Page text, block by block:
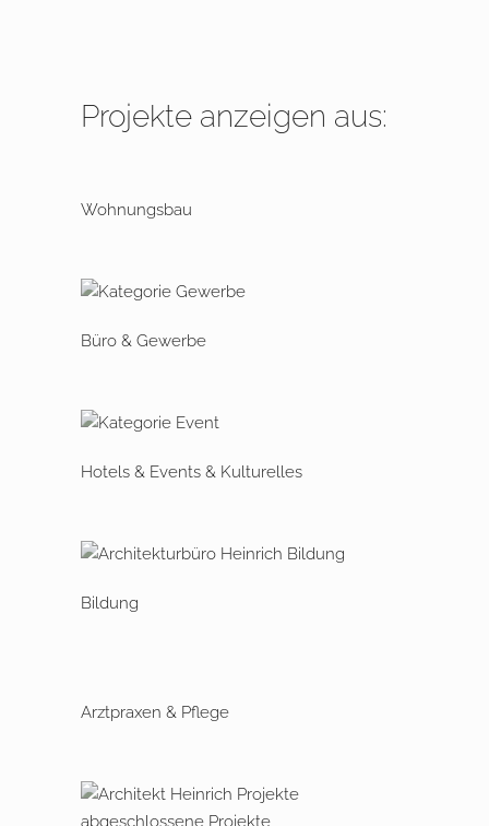
Projekte anzeigen aus:
Wohnungsbau
Büro & Gewerbe
Hotels & Events & Kulturelles
Bildung
Arztpraxen & Pflege